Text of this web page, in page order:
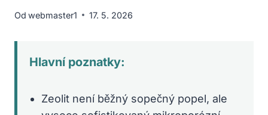
Od webmaster1 17. 5. 2026
Hlavní poznatky:
Zeolit není běžný sopečný popel, ale